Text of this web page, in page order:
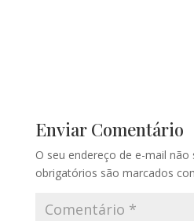
Enviar Comentário
O seu endereço de e-mail não
obrigatórios são marcados